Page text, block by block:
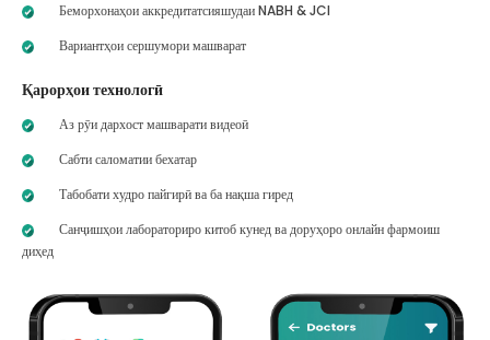
Беморхонаҳои аккредитатсияшудаи NABH & JCI
Вариантҳои сершумори машварат
Қарорҳои технологӣ
Аз рӯи дархост машварати видеоӣ
Сабти саломатии бехатар
Табобати худро пайгирӣ ва ба нақша гиред
Санҷишҳои лабораториро китоб кунед ва доруҳоро онлайн фармоиш
диҳед